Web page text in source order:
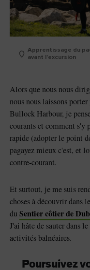
Apprentissage du
avant l'excursion
Alors que nous nous
nous nous laissons
Bullock Harbour, je
courants et comment s'y
rapide (adopter le point
pagayez mieux c'est, et
contre-courant.
Et surtout, je me suis
choses à découvrir dans
du Sentier côtier de
J'ai hâte de sauter dans
activités balnéaires.
Poursuivez